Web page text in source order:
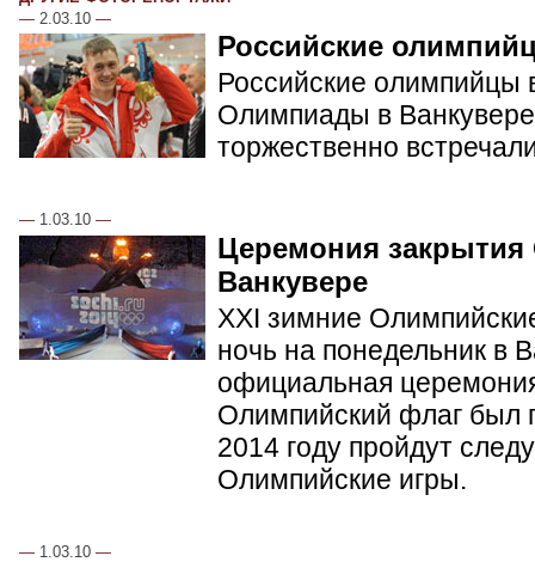
— 2.03.10 —
Российские
Российские олимпийцы
Олимпиады в
торжественно
— 1.03.10 —
Церемония
Ванкувере
XXI зимние
ночь на понедельник в
официальная
Олимпийский флаг был
2014 году пройдут
Олимпийские игры.
— 1.03.10 —